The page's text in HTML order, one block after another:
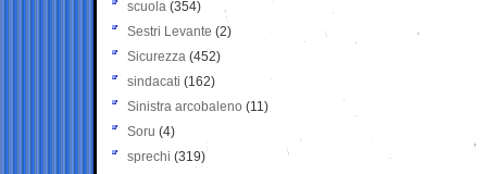
scuola (354)
Sestri Levante (2)
Sicurezza (452)
sindacati (162)
Sinistra arcobaleno (11)
Soru (4)
sprechi (319)